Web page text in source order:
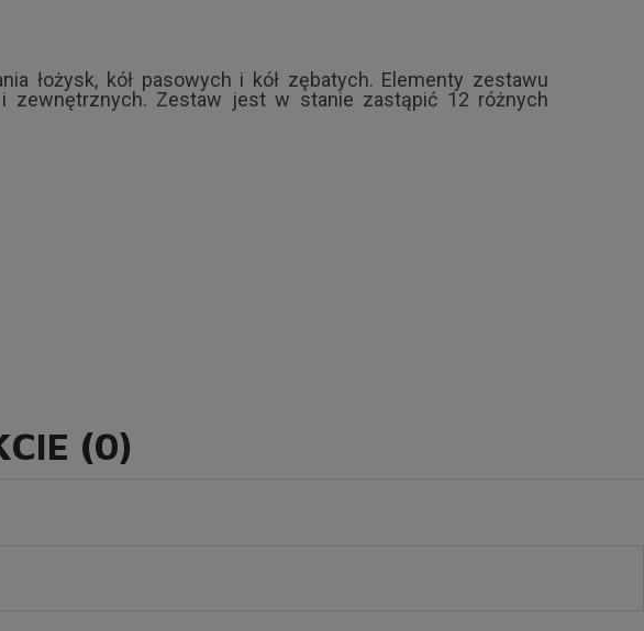
łożysk, kół pasowych i kół zębatych. Elementy zestawu
zewnętrznych. Zestaw jest w stanie zastąpić 12 różnych
(0)